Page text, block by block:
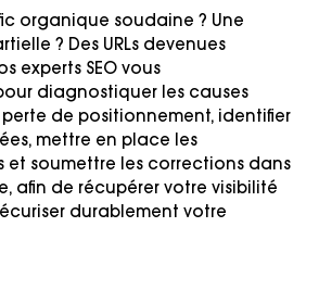
organique soudaine ? Une
? Des URLs devenues
experts SEO vous
diagnostiquer les causes
de positionnement, identifier
mettre en place les
et soumettre les corrections dans
afin de récupérer votre visibilité
durablement votre